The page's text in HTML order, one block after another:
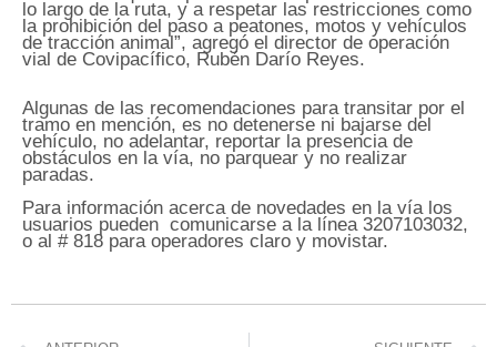
lo largo de la ruta, y a respetar las restricciones como
la prohibición del paso a peatones, motos y vehículos
de tracción animal”, agregó el director de operación
vial de Covipacífico, Rubén Darío Reyes.
Algunas de las recomendaciones para transitar por el
tramo en mención, es no detenerse ni bajarse del
vehículo, no adelantar, reportar la presencia de
obstáculos en la vía, no parquear y no realizar
paradas.
Para información acerca de novedades en la vía los
usuarios pueden comunicarse a la línea 3207103032,
o al # 818 para operadores claro y movistar.